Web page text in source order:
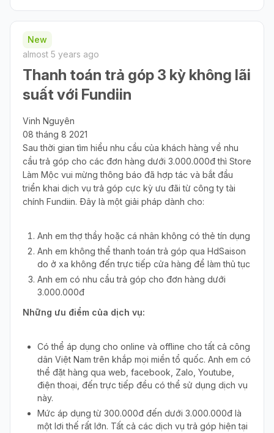
New
almost 5 years ago
Thanh toán trả góp 3 kỳ không lãi
suất với Fundiin
Vinh Nguyên
08 tháng 8 2021
Sau thời gian tìm hiểu nhu cầu của khách hàng về nhu
cầu trả góp cho các đơn hàng dưới 3.000.000đ thì Store
Làm Mộc vui mừng thông báo đã hợp tác và bắt đầu
triển khai dịch vụ trả góp cực kỳ ưu đãi từ công ty tài
chính Fundiin. Đây là một giải pháp dành cho:
Anh em thợ thầy hoặc cá nhân không có thẻ tín dụng
Anh em không thể thanh toán trả góp qua HdSaison
do ở xa không đến trực tiếp cửa hàng để làm thủ tục
Anh em có nhu cầu trả góp cho đơn hàng dưới
3.000.000đ
Những ưu điểm của dịch vụ:
Có thể áp dụng cho online và offline cho tất cả công
dân Việt Nam trên khắp mọi miền tổ quốc. Anh em có
thể đặt hàng qua web, facebook, Zalo, Youtube,
điện thoại, đến trực tiếp đều có thể sử dụng dịch vụ
này.
Mức áp dụng từ 300.000đ đến dưới 3.000.000đ là
một lơi thế rất lớn. Tất cả các dịch vụ trả góp hiện tại